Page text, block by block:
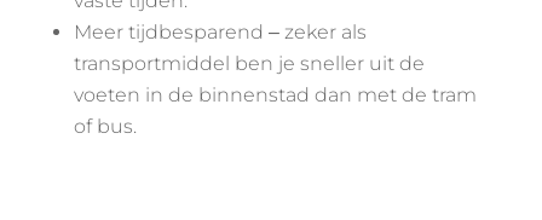
Meer tijdbesparend ‒ zeker als
transportmiddel ben je sneller uit de
voeten in de binnenstad dan met de tram
of bus.